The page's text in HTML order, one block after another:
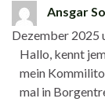
Ansgar
Dezember 2025
Hallo, kennt
mein
mal in